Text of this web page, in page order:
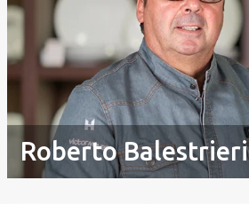
Roberto Balestrieri